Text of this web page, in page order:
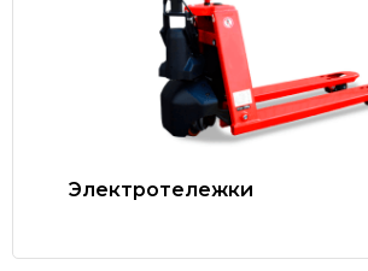
Электротележки